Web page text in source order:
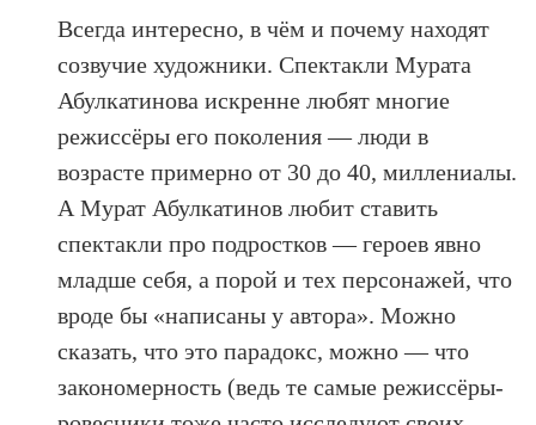
Всегда интересно, в чём и почему находят
созвучие художники. Спектакли Мурата
Абулкатинова искренне любят многие
режиссёры его поколения — люди в
возрасте примерно от 30 до 40, миллениалы.
А Мурат Абулкатинов любит ставить
спектакли про подростков — героев явно
младше себя, а порой и тех персонажей, что
вроде бы «написаны у автора». Можно
сказать, что это парадокс, можно — что
закономерность (ведь те самые режиссёры-